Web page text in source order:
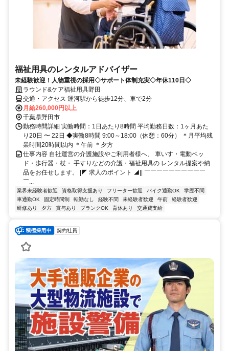
福祉用具のレンタルアドバイザー
未経験歓迎！人物重視の採用◇サポート体制充実◇年休110日◇
ラウンド&ケア福祉用具野田
交通・アクセス 運河駅から徒歩12分、車で2分
月給260,000円以上
千葉県野田市
勤務時間詳細 実働時間：1日あたり8時間 平均勤務日数：1ヶ月あた
り20日 〜 22日 ◆実働8時間 9:00～18:00（休憩：60分） ＊月平均残
業時間20時間以内 ＊午前 ＊夕方
仕事内容 自社運営の介護施設やご利用者様へ、 車いす・電動ベッ
ド・歩行器・杖・ 手すりなどの介護・福祉用具の レンタル提案や納
品をお任せします。 |◤ 求人のポイント ◢|| ￣￣￣￣￣￣￣￣￣￣
￣...
業界未経験者歓迎 資格取得支援あり フリーター歓迎 バイク通勤OK
学歴不問
車通勤OK
固定時間制 転勤なし 経験不問 未経験者歓迎 午前
経験者歓迎
研修あり
夕方 賞与あり ブランクOK 育休あり 交通費支給
契約社員